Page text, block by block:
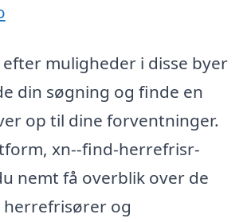
muligheder i disse byer
din søgning og finde en
op til dine forventninger.
xn--find-herrefrisr-
nemt få overblik over de
og